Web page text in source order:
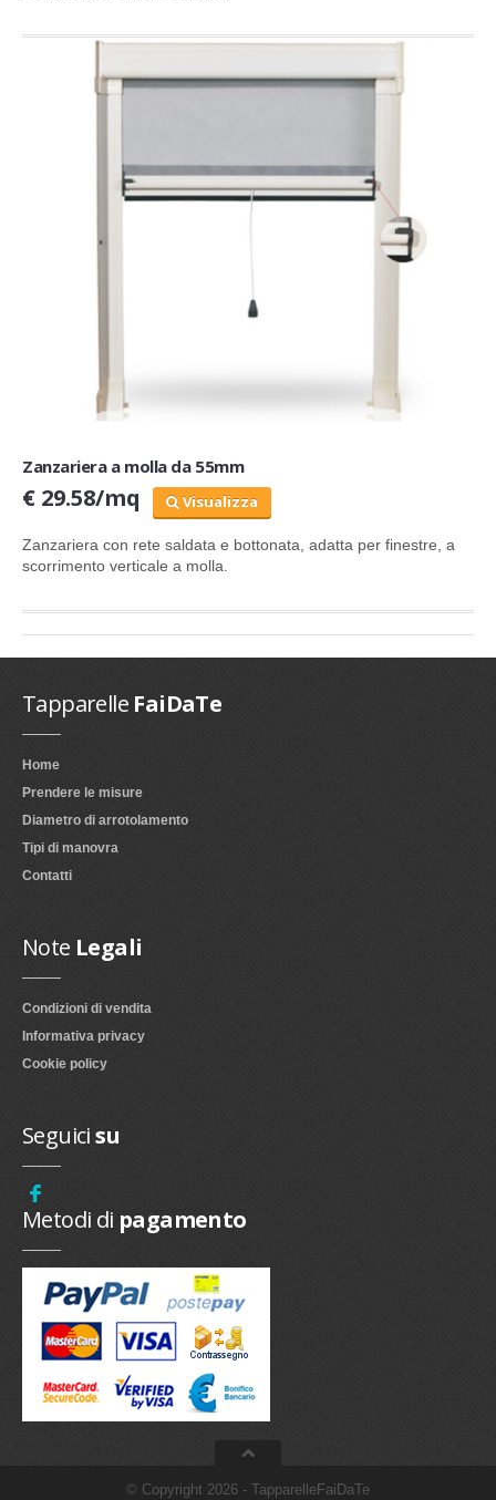
Zanzariera a molla da 55mm
€ 29.58/mq Visualizza
Zanzariera con rete saldata e bottonata, adatta per finestre, a
scorrimento verticale a molla.
Tapparelle FaiDaTe
Home
Prendere le misure
Diametro di arrotolamento
Tipi di manovra
Contatti
Note Legali
Condizioni di vendita
Informativa privacy
Cookie policy
Seguicisu
Metodi di pagamento
© Copyright 2026 - TapparelleFaiDaTe